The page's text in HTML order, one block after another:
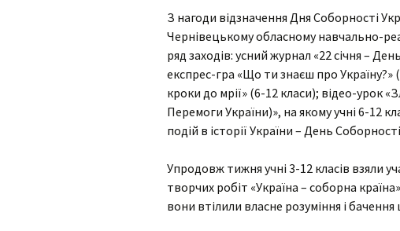
реабілітація
Програма
консультування
Робота методичних
об’єднань центру
МО природничо-
математичних
дисциплін
МО вчителів слухо-
зоро-тактильного
сприймання усного
мовлення та
МО вчителів суспільно-
гуманітарних дисциплін
Корекційно-розвиткова
робота під час
карантину
Реабілітаційна робота з
дітьми вдома під час
карантину
З нагоди відзначення Дня Соборності
Чернівецькому обласному навчально-
ряд заходів: усний журнал «22 січня –
експрес-гра «Що ти знаєш про Україну?»
кроки до мрії» (6-12 класи); відео-урок
Перемоги України)», на якому учні 6-12
подій в історії України – День
Упродовж тижня учні 3-12 класів взяли
творчих робіт «Україна – соборна
вони втілили власне розуміння і